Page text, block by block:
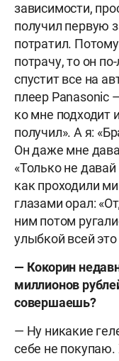
зависимости,
получил первую
потратил.
потрачу, то он
спустит все на
плеер Panasonic
ко мне подходит
получил». А я:
Он даже мне
«Только не
как проходили
глазами орал:
ним потом
улыбкой всей
— Кокорин
миллионов
совершаешь?
— Ну никакие
себе не